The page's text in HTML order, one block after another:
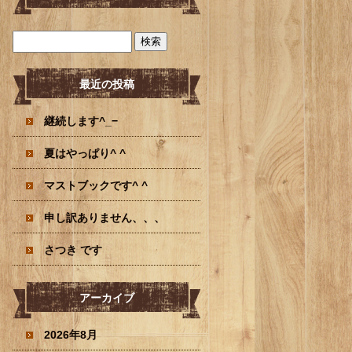
最近の投稿
継続します^_−
夏はやっぱり^ ^
マストブックです^ ^
申し訳ありません、、、
さつき です
アーカイブ
2026年8月